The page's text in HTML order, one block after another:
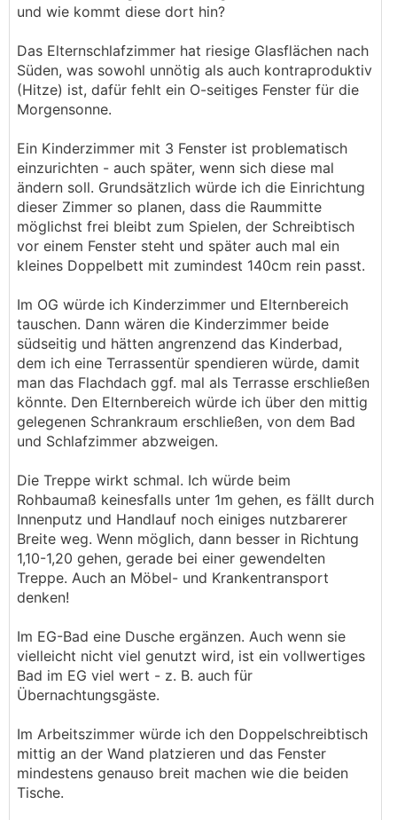
und wie kommt diese dort hin?
Das Elternschlafzimmer hat riesige Glasflächen nach
Süden, was sowohl unnötig als auch kontraproduktiv
(Hitze) ist, dafür fehlt ein O-seitiges Fenster für die
Morgensonne.
Ein Kinderzimmer mit 3 Fenster ist problematisch
einzurichten - auch später, wenn sich diese mal
ändern soll. Grundsätzlich würde ich die Einrichtung
dieser Zimmer so planen, dass die Raummitte
möglichst frei bleibt zum Spielen, der Schreibtisch
vor einem Fenster steht und später auch mal ein
kleines Doppelbett mit zumindest 140cm rein passt.
Im OG würde ich Kinderzimmer und Elternbereich
tauschen. Dann wären die Kinderzimmer beide
südseitig und hätten angrenzend das Kinderbad,
dem ich eine Terrassentür spendieren würde, damit
man das Flachdach ggf. mal als Terrasse erschließen
könnte. Den Elternbereich würde ich über den mittig
gelegenen Schrankraum erschließen, von dem Bad
und Schlafzimmer abzweigen.
Die Treppe wirkt schmal. Ich würde beim
Rohbaumaß keinesfalls unter 1m gehen, es fällt durch
Innenputz und Handlauf noch einiges nutzbarerer
Breite weg. Wenn möglich, dann besser in Richtung
1,10-1,20 gehen, gerade bei einer gewendelten
Treppe. Auch an Möbel- und Krankentransport
denken!
Im EG-Bad eine Dusche ergänzen. Auch wenn sie
vielleicht nicht viel genutzt wird, ist ein vollwertiges
Bad im EG viel wert - z. B. auch für
Übernachtungsgäste.
Im Arbeitszimmer würde ich den Doppelschreibtisch
mittig an der Wand platzieren und das Fenster
mindestens genauso breit machen wie die beiden
Tische.